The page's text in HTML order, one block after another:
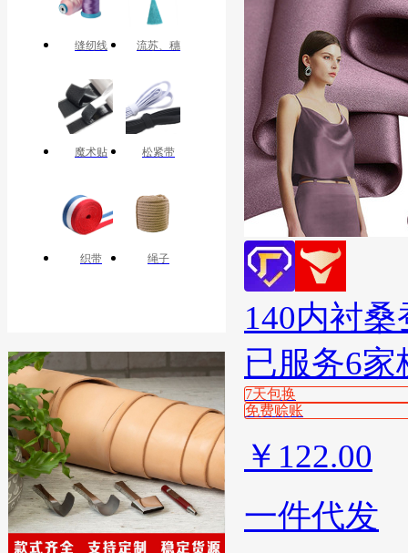
缝纫线 流苏、穗
魔术贴 松紧带
织带 绳子
140内衬
已服务6家
7天包换
免费赊账
￥ 122.00
一件代发